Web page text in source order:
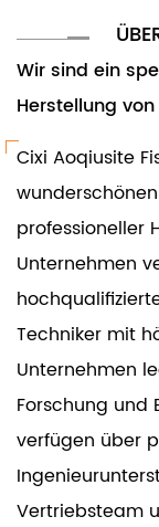
Wir sind ein
Herstellung
Cixi Aoqiusite
professioneller
Unternehmen
Techniker mit
Unternehmen
Forschung und
verfügen über
Vertriebsteam